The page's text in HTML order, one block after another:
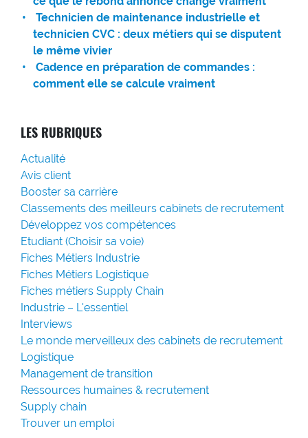
Technicien de maintenance industrielle et
technicien CVC : deux métiers qui se disputent
le même vivier
Cadence en préparation de commandes :
comment elle se calcule vraiment
LES RUBRIQUES
Actualité
Avis client
Booster sa carrière
Classements des meilleurs cabinets de recrutement
Développez vos compétences
Etudiant (Choisir sa voie)
Fiches Métiers Industrie
Fiches Métiers Logistique
Fiches métiers Supply Chain
Industrie – L'essentiel
Interviews
Le monde merveilleux des cabinets de recrutement
Logistique
Management de transition
Ressources humaines & recrutement
Supply chain
Trouver un emploi